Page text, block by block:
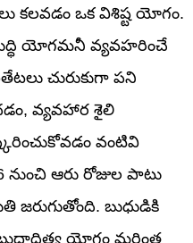
కలవడం ఒక విశిష్ట యోగం.
యోగమనీ వ్యవహరించే
చురుకుగా పని
వ్యవహార శైలి
వంటివి
ఆరు రోజుల పాటు
బుధుడికి
బుధాదిత్య యోగం మరింత